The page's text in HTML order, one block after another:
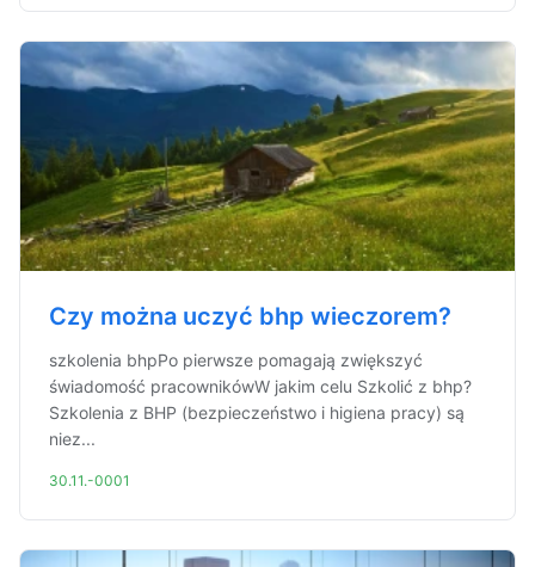
Czy można uczyć bhp wieczorem?
szkolenia bhpPo pierwsze pomagają zwiększyć
świadomość pracownikówW jakim celu Szkolić z bhp?
Szkolenia z BHP (bezpieczeństwo i higiena pracy) są
niez...
30.11.-0001